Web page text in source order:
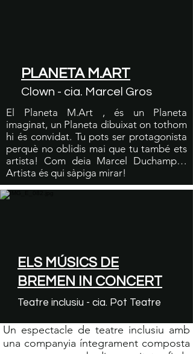
PLANETA M.ART
Clown - cia. Marcel Gros
El Planeta M.Art , és un Planeta
imaginat, un Planeta dibuixat on tothom
hi és convidat. Tu pots ser protagonista
perquè no oblidis mai que tu també ets
artista! Com deia Marcel Duchamp…
Artista és qui sàpiga mirar!
ELS MÚSICS DE
BREMEN IN CONCERT
Teatre inclusiu - cia. Pot Teatre
Un espectacle de teatre inclusiu amb
una companyia íntegrament composta